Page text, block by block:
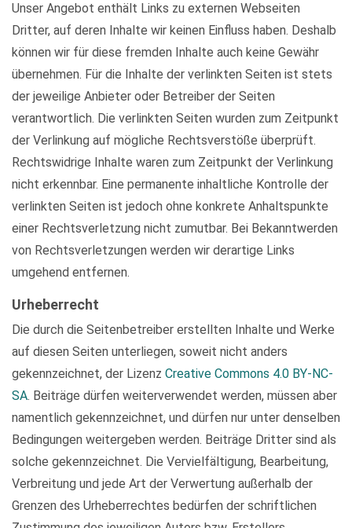
Unser Angebot enthält Links zu externen Webseiten
Dritter, auf deren Inhalte wir keinen Einfluss haben. Deshalb
können wir für diese fremden Inhalte auch keine Gewähr
übernehmen. Für die Inhalte der verlinkten Seiten ist stets
der jeweilige Anbieter oder Betreiber der Seiten
verantwortlich. Die verlinkten Seiten wurden zum Zeitpunkt
der Verlinkung auf mögliche Rechtsverstöße überprüft.
Rechtswidrige Inhalte waren zum Zeitpunkt der Verlinkung
nicht erkennbar. Eine permanente inhaltliche Kontrolle der
verlinkten Seiten ist jedoch ohne konkrete Anhaltspunkte
einer Rechtsverletzung nicht zumutbar. Bei Bekanntwerden
von Rechtsverletzungen werden wir derartige Links
umgehend entfernen.
Urheberrecht
Die durch die Seitenbetreiber erstellten Inhalte und Werke
auf diesen Seiten unterliegen, soweit nicht anders
gekennzeichnet, der Lizenz Creative Commons 4.0 BY-NC-
SA. Beiträge dürfen weiterverwendet werden, müssen aber
namentlich gekennzeichnet, und dürfen nur unter denselben
Bedingungen weitergeben werden. Beiträge Dritter sind als
solche gekennzeichnet. Die Vervielfältigung, Bearbeitung,
Verbreitung und jede Art der Verwertung außerhalb der
Grenzen des Urheberrechtes bedürfen der schriftlichen